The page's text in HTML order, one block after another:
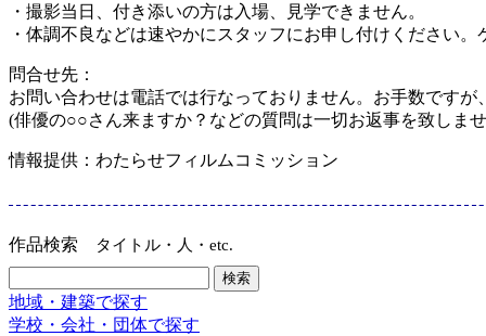
・撮影当日、付き添いの方は入場、見学できません。
・体調不良などは速やかにスタッフにお申し付けください
問合せ先：
お問い合わせは電話では行なっておりません。お手数ですが
(俳優の○○さん来ますか？などの質問は一切お返事を致しま
情報提供：わたらせフィルムコミッション
作品検索 タイトル・人・etc.
地域・建築で探す
学校・会社・団体で探す